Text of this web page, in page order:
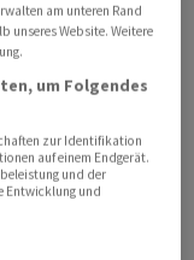
unter anderem
Kempen. Die
und reduzierte
vorsichtigen
dem höchsten
am unteren Rand
unseres Website. Weitere
um Folgendes
zur Identifikation
auf einem Endgerät.
und der
Entwicklung und